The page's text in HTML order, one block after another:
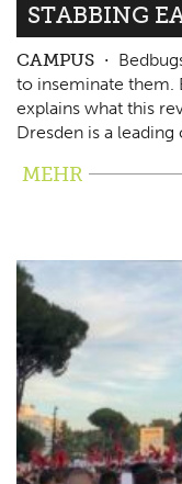
STABBING
CAMPUS
to inseminate them.
explains what this
Dresden is a
MEHR